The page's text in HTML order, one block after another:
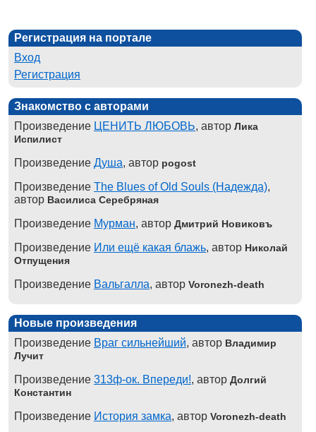
Регистрация на портале
Вход
Регистрация
Знакомство с авторами
Произведение ЦЕНИТЬ ЛЮБОВЬ, автор Лика
Испилист
Произведение Душа, автор pogost
Произведение The Blues of Old Souls (Надежда),
автор Василиса Серебряная
Произведение Мурман, автор Дмитрий Новиковъ
Произведение Или ещё какая блажь, автор Николай
Отпущения
Произведение Вальгалла, автор Voronezh-death
Новые произведения
Произведение Враг сильнейший, автор Владимир
Лучит
Произведение 313ф-ок. Впереди!, автор Долгий
Константин
Произведение История замка, автор Voronezh-death